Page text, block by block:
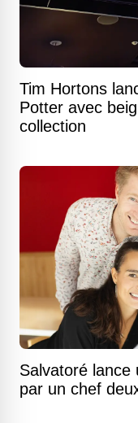
Tim Hortons
Potter avec
collection
Salvatoré lance
par un chef